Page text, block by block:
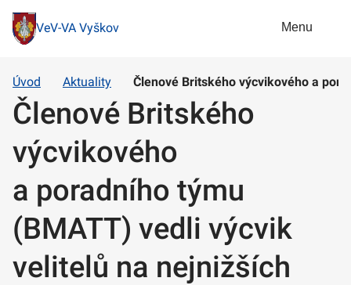
VeV-VA Vyškov Menu
Úvod Aktuality Členové Britského výcvikového a
Členové Britského
výcvikového
a poradního týmu
(BMATT) vedli výcvik
velitelů na nejnižších